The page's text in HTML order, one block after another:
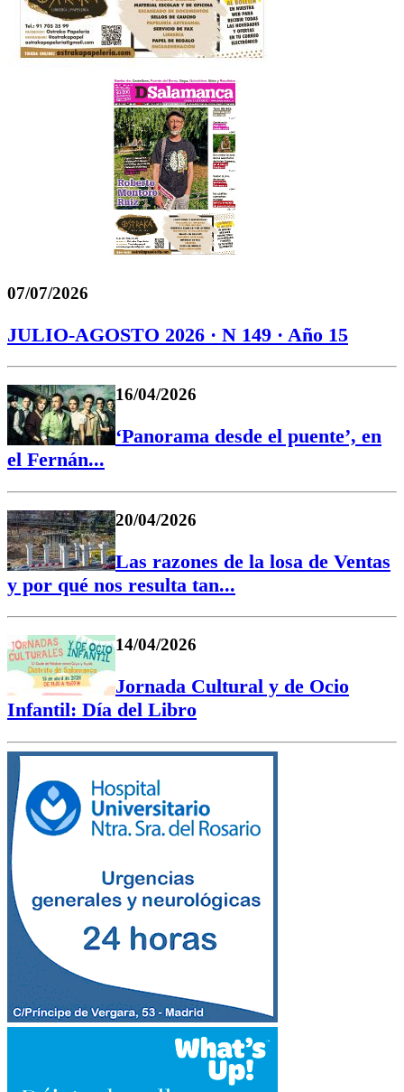
07/07/2026
JULIO-AGOSTO 2026 · N 149 · Año 15
16/04/2026
‘Panorama desde el puente’, en
el Fernán...
20/04/2026
Las razones de la losa de Ventas
y por qué nos resulta tan...
14/04/2026
Jornada Cultural y de Ocio
Infantil: Día del Libro